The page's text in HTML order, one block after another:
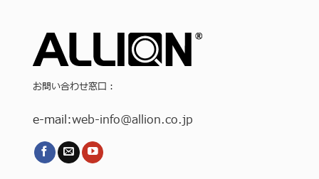
お問い合わせ窓口：
e-mail:web-info@allion.co.jp